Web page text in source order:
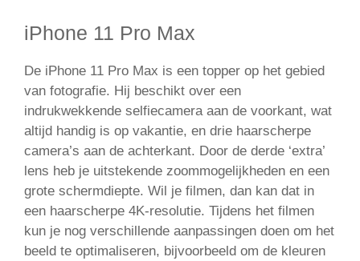
iPhone 11 Pro Max
De iPhone 11 Pro Max is een topper op het gebied
van fotografie. Hij beschikt over een
indrukwekkende selfiecamera aan de voorkant, wat
altijd handig is op vakantie, en drie haarscherpe
camera’s aan de achterkant. Door de derde ‘extra’
lens heb je uitstekende zoommogelijkheden en een
grote schermdiepte. Wil je filmen, dan kan dat in
een haarscherpe 4K-resolutie. Tijdens het filmen
kun je nog verschillende aanpassingen doen om het
beeld te optimaliseren, bijvoorbeeld om de kleuren